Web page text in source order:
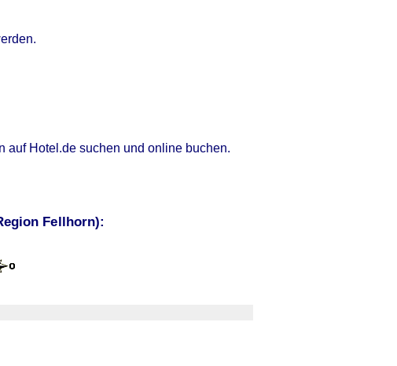
auf Hotel.de suchen und online buchen.
Fellhorn):